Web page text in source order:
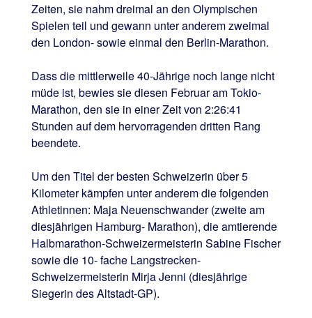
Zeiten, sie nahm dreimal an den Olympischen
Spielen teil und gewann unter anderem zweimal
den London- sowie einmal den Berlin-Marathon.
Dass die mittlerweile 40-Jährige noch lange nicht
müde ist, bewies sie diesen Februar am Tokio-
Marathon, den sie in einer Zeit von 2:26:41
Stunden auf dem hervorragenden dritten Rang
beendete.
Um den Titel der besten Schweizerin über 5
Kilometer kämpfen unter anderem die folgenden
Athletinnen: Maja Neuenschwander (zweite am
diesjährigen Hamburg- Marathon), die amtierende
Halbmarathon-Schweizermeisterin Sabine Fischer
sowie die 10- fache Langstrecken-
Schweizermeisterin Mirja Jenni (diesjährige
Siegerin des Altstadt-GP).